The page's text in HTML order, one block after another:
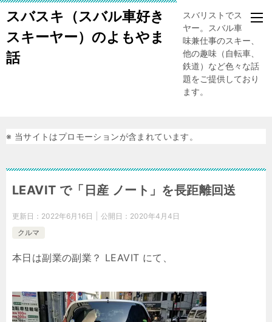
スバスキ（スバル車好き
スキーヤー）のよもやま
話
スバリストでスキー
ヤー。スバル車、趣
味兼仕事のスキー、
他の趣味（自転車、
鉄道）など色々な話
題をご提供しており
ます。
※ 当サイトはプロモーションが含まれています。
LEAVIT で「日産 ノート」を長距離回送
更新日： 2022年6月16日 公開日： 2020年4月4日
クルマ
本日は副業の副業？ LEAVIT にて、